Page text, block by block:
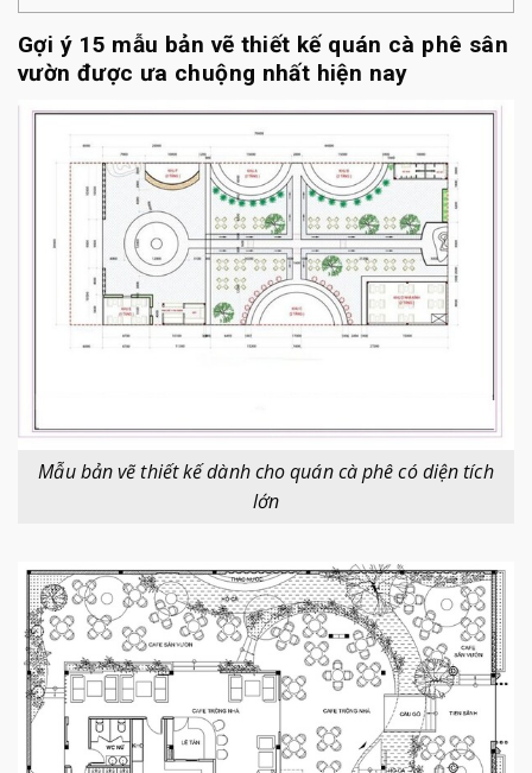
Gợi ý 15 mẫu bản vẽ thiết kế quán cà phê sân
vườn được ưa chuộng nhất hiện nay
Mẫu bản vẽ thiết kế dành cho quán cà phê có diện tích
lớn